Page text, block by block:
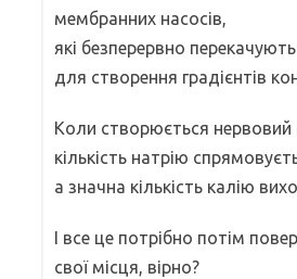
мембранних насосів,
які безперервно перекачують
для створення градієнтів
Коли створюється нервовий
кількість натрію
а значна кількість калію
І все це потрібно потім
свої місця, вірно?